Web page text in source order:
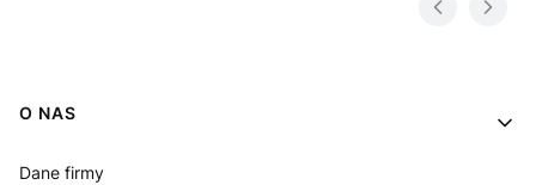
Linki w stopce
O NAS
Dane firmy